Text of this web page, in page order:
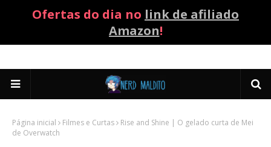
Ofertas do dia no link de afiliado
Amazon!
Página inicial Filmes e Curtas
Rise and Shine | O gelado curta de Mei
de Overwatch